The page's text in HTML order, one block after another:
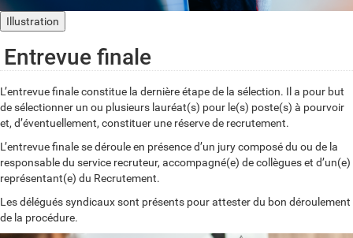
Illustration
Entrevue finale
L’entrevue finale constitue la dernière étape de la sélection. Il a pour but
de sélectionner un ou plusieurs lauréat(s) pour le(s) poste(s) à pourvoir
et, d’éventuellement, constituer une réserve de recrutement.
L’entrevue finale se déroule en présence d’un jury composé du ou de la
responsable du service recruteur, accompagné(e) de collègues et d’un(e)
représentant(e) du Recrutement.
Les délégués syndicaux sont présents pour attester du bon déroulement
de la procédure.